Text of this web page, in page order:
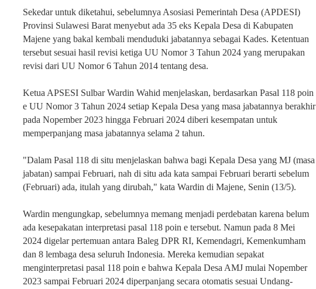
Sekedar untuk diketahui, sebelumnya Asosiasi Pemerintah Desa (APDESI)
Provinsi Sulawesi Barat menyebut ada 35 eks Kepala Desa di Kabupaten
Majene yang bakal kembali menduduki jabatannya sebagai Kades. Ketentuan
tersebut sesuai hasil revisi ketiga UU Nomor 3 Tahun 2024 yang merupakan
revisi dari UU Nomor 6 Tahun 2014 tentang desa.
Ketua APSESI Sulbar Wardin Wahid menjelaskan, berdasarkan Pasal 118 poin
e UU Nomor 3 Tahun 2024 setiap Kepala Desa yang masa jabatannya berakhir
pada Nopember 2023 hingga Februari 2024 diberi kesempatan untuk
memperpanjang masa jabatannya selama 2 tahun.
"Dalam Pasal 118 di situ menjelaskan bahwa bagi Kepala Desa yang MJ (masa
jabatan) sampai Februari, nah di situ ada kata sampai Februari berarti sebelum
(Februari) ada, itulah yang dirubah," kata Wardin di Majene, Senin (13/5).
Wardin mengungkap, sebelumnya memang menjadi perdebatan karena belum
ada kesepakatan interpretasi pasal 118 poin e tersebut. Namun pada 8 Mei
2024 digelar pertemuan antara Baleg DPR RI, Kemendagri, Kemenkumham
dan 8 lembaga desa seluruh Indonesia. Mereka kemudian sepakat
menginterpretasi pasal 118 poin e bahwa Kepala Desa AMJ mulai Nopember
2023 sampai Februari 2024 diperpanjang secara otomatis sesuai Undang-